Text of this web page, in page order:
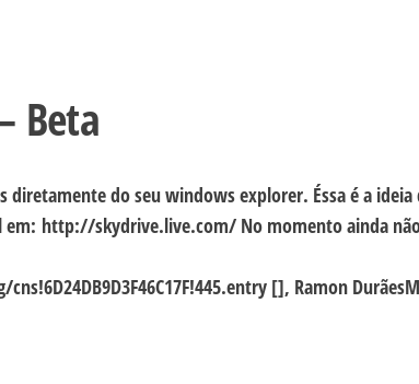
Beta
do seu windows explorer. Éssa é a
em: http://skydrive.live.com/ No momento ainda
[], Ramon